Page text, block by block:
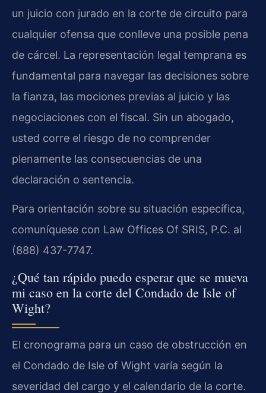
un juicio con jurado en la corte de circuito para
cualquier ofensa que conlleve una posible pena
de cárcel. La representación legal temprana es
fundamental para navegar las decisiones sobre
la fianza, las mociones previas al juicio y las
negociaciones con el fiscal. Sin un abogado,
usted corre el riesgo de no comprender
plenamente las consecuencias de una
declaración o sentencia.
Para orientación sobre su situación específica,
comuníquese con Law Offices Of SRIS, P.C. al
(888) 437-7747.
¿Qué tan rápido puedo esperar que se mueva
mi caso en la corte del Condado de Isle of
Wight?
El cronograma para un caso de obstrucción en
el Condado de Isle of Wight varía según la
severidad del cargo y el calendario de la corte.